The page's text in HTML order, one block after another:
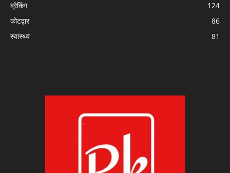
ब्रेकिंग
124
कोटद्वार
86
स्वास्थ्य
81